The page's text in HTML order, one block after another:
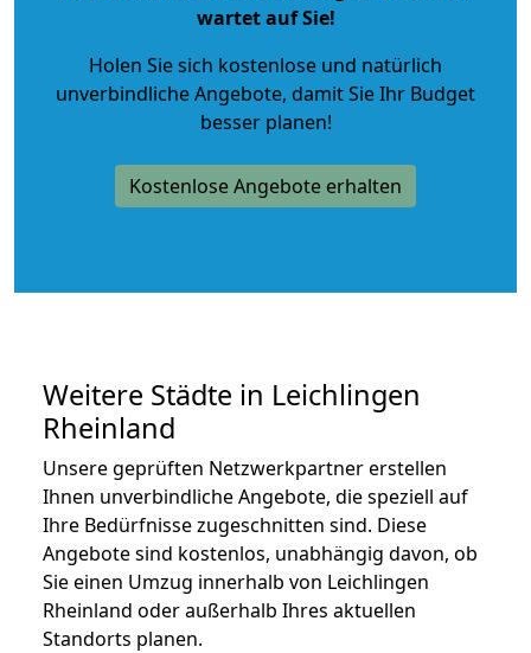
wartet auf Sie!
Holen Sie sich kostenlose und natürlich
unverbindliche Angebote, damit Sie Ihr Budget
besser planen!
Kostenlose Angebote erhalten
Weitere Städte in Leichlingen
Rheinland
Unsere geprüften Netzwerkpartner erstellen
Ihnen unverbindliche Angebote, die speziell auf
Ihre Bedürfnisse zugeschnitten sind. Diese
Angebote sind kostenlos, unabhängig davon, ob
Sie einen Umzug innerhalb von Leichlingen
Rheinland oder außerhalb Ihres aktuellen
Standorts planen.